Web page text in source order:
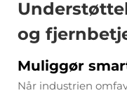
og
Muliggør
Når industrien